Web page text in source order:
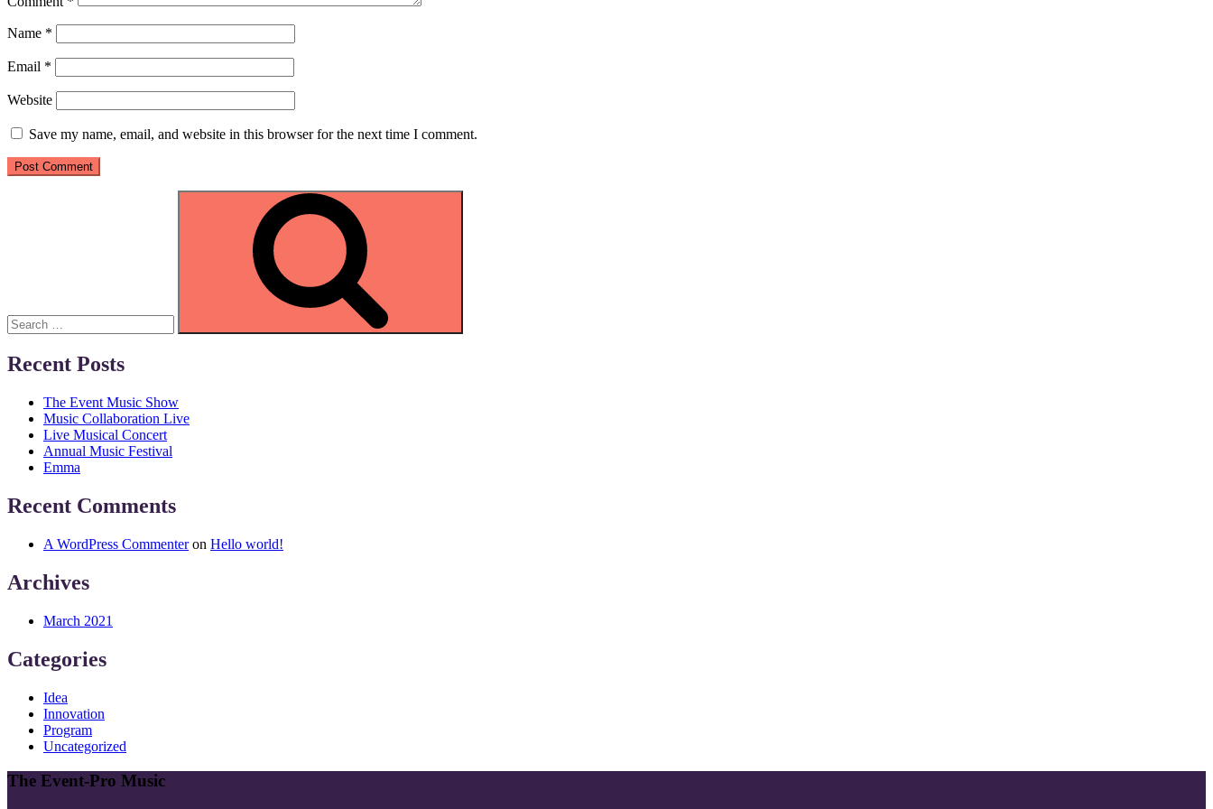
Name *
Email *
Website
Save my name, email, and website in this browser for the next time I comment.
Recent Posts
The Event Music Show
Music Collaboration Live
Live Musical Concert
Annual Music Festival
Emma
Recent Comments
A WordPress Commenteron Hello world!
Archives
March 2021
Categories
Idea
Innovation
Program
Uncategorized
The Event-Pro Music